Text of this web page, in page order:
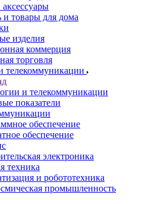
и товары для дома
изделия
коммерция
торговля
телекоммуникации
и телекоммуникации
показатели
обеспечение
обеспечение
электроника
техника
и робототехника
промышленность